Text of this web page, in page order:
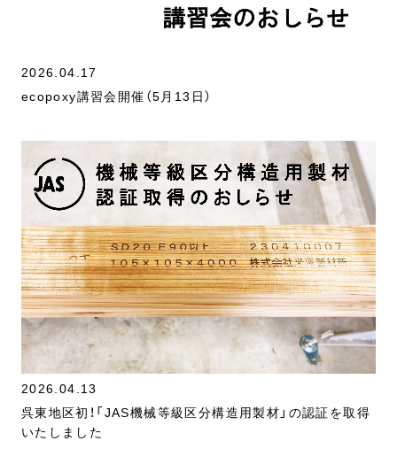
2026.04.17
ecopoxy講習会開催（5月13日）
2026.04.13
呉東地区初！「JAS機械等級区分構造用製材」の認証を取得
いたしました